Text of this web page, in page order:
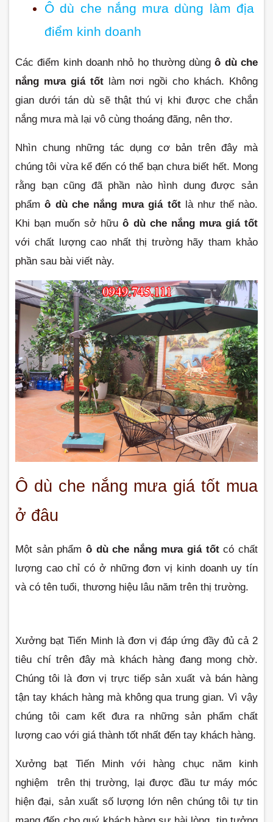
Ô dù che nắng mưa dùng làm địa
điểm kinh doanh
Các điểm kinh doanh nhỏ họ thường dùng ô dù che
nắng mưa giá tốt làm nơi ngồi cho khách. Không
gian dưới tán dù sẽ thật thú vị khi được che chắn
nắng mưa mà lại vô cùng thoáng đãng, nên thơ.
Nhìn chung những tác dụng cơ bản trên đây mà
chúng tôi vừa kể đến có thể bạn chưa biết hết. Mong
rằng bạn cũng đã phần nào hình dung được sản
phẩm ô dù che nắng mưa giá tốt là như thế nào.
Khi bạn muốn sở hữu ô dù che nắng mưa giá tốt
với chất lượng cao nhất thị trường hãy tham khảo
phần sau bài viết này.
Ô dù che nắng mưa giá tốt mua
ở đâu
Một sản phẩm ô dù che nắng mưa giá tốt có chất
lượng cao chỉ có ở những đơn vị kinh doanh uy tín
và có tên tuổi, thương hiệu lâu năm trên thị trường.
Xưởng bạt Tiến Minh là đơn vị đáp ứng đầy đủ cả 2
tiêu chí trên đây mà khách hàng đang mong chờ.
Chúng tôi là đơn vị trực tiếp sản xuất và bán hàng
tận tay khách hàng mà không qua trung gian. Vì vậy
chúng tôi cam kết đưa ra những sản phẩm chất
lượng cao với giá thành tốt nhất đến tay khách hàng.
Xưởng bạt Tiến Minh với hàng chục năm kinh
nghiệm  trên thị trường, lại được đầu tư máy móc
hiện đại, sản xuất số lượng lớn nên chúng tôi tự tin